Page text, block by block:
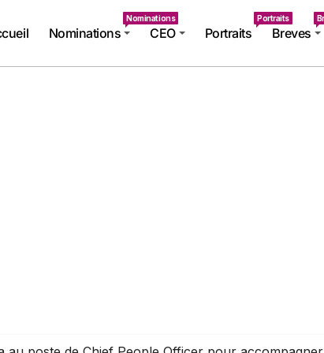
Nominations
Nominations
CEO Portraits
Portraits
Breves